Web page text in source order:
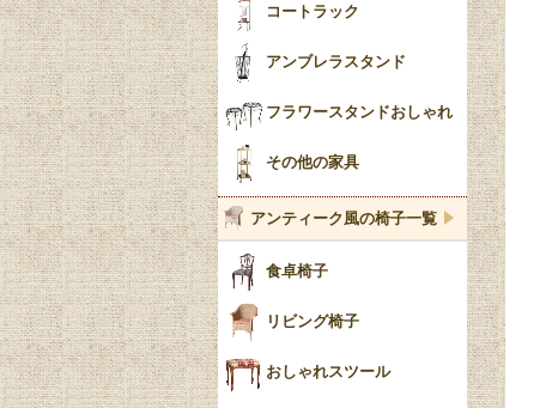
コートラック
アンブレラスタンド
フラワースタンドおしゃれ
その他の家具
アンティーク風の椅子一覧
食卓椅子
リビング椅子
おしゃれスツール